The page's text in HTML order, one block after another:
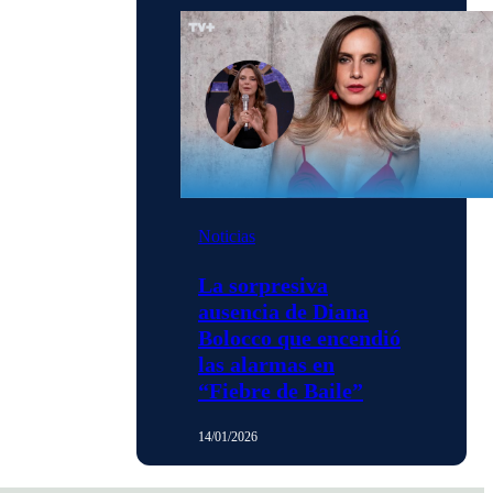
Noticias
La sorpresiva
ausencia de Diana
Bolocco que encendió
las alarmas en
“Fiebre de Baile”
14/01/2026